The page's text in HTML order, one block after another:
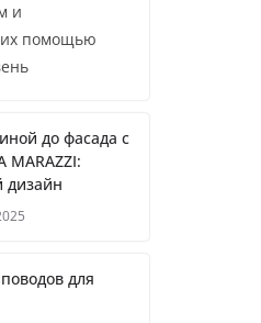
и
их помощью
до фасада с
MARAZZI:
дизайн
для